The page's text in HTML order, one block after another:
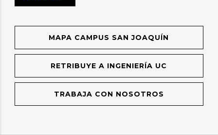
MAPA CAMPUS SAN JOAQUÍN
RETRIBUYE A INGENIERÍA UC
TRABAJA CON NOSOTROS